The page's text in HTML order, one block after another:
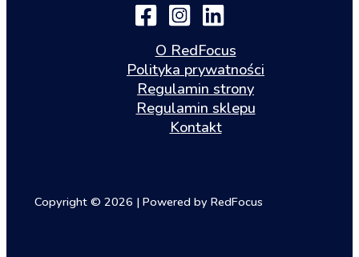
O RedFocus
Polityka prywatności
Regulamin strony
Regulamin sklepu
Kontakt
Copyright © 2026 | Powered by RedFocus